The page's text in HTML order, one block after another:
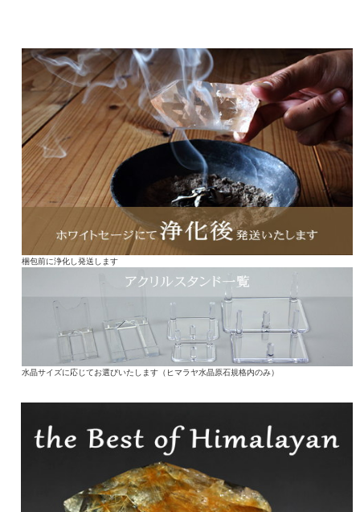
梱包前に浄化し発送します
水晶サイズに応じてお選びいたします（ヒマラヤ水晶原石規格内のみ）